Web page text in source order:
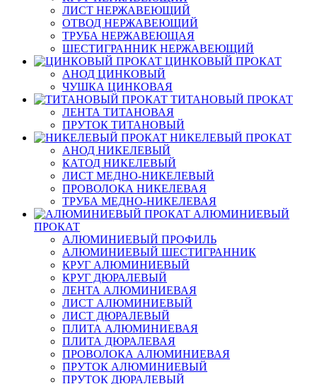
ЛИСТ НЕРЖАВЕЮЩИЙ
ОТВОД НЕРЖАВЕЮЩИЙ
ТРУБА НЕРЖАВЕЮЩАЯ
ШЕСТИГРАННИК НЕРЖАВЕЮЩИЙ
ЦИНКОВЫЙ ПРОКАТ
АНОД ЦИНКОВЫЙ
ЧУШКА ЦИНКОВАЯ
ТИТАНОВЫЙ ПРОКАТ
ЛЕНТА ТИТАНОВАЯ
ПРУТОК ТИТАНОВЫЙ
НИКЕЛЕВЫЙ ПРОКАТ
АНОД НИКЕЛЕВЫЙ
КАТОД НИКЕЛЕВЫЙ
ЛИСТ МЕДНО-НИКЕЛЕВЫЙ
ПРОВОЛОКА НИКЕЛЕВАЯ
ТРУБА МЕДНО-НИКЕЛЕВАЯ
АЛЮМИНИЕВЫЙ
ПРОКАТ
АЛЮМИНИЕВЫЙ ПРОФИЛЬ
АЛЮМИНИЕВЫЙ ШЕСТИГРАННИК
КРУГ АЛЮМИНИЕВЫЙ
КРУГ ДЮРАЛЕВЫЙ
ЛЕНТА АЛЮМИНИЕВАЯ
ЛИСТ АЛЮМИНИЕВЫЙ
ЛИСТ ДЮРАЛЕВЫЙ
ПЛИТА АЛЮМИНИЕВАЯ
ПЛИТА ДЮРАЛЕВАЯ
ПРОВОЛОКА АЛЮМИНИЕВАЯ
ПРУТОК АЛЮМИНИЕВЫЙ
ПРУТОК ДЮРАЛЕВЫЙ